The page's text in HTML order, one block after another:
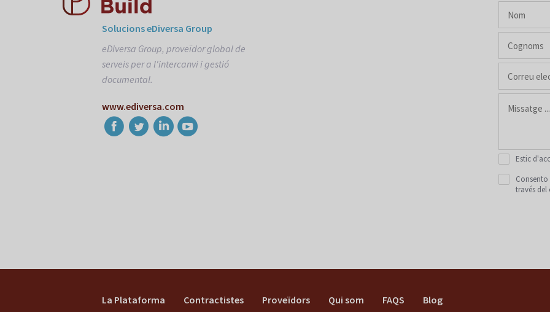
Solucions eDiversa Group
eDiversa Group, proveïdor global de
serveis per a l'intercanvi i gestió
documental.
www.ediversa.com
Estic
través del
La Plataforma Contractistes Proveïdors Qui som FAQS Blog